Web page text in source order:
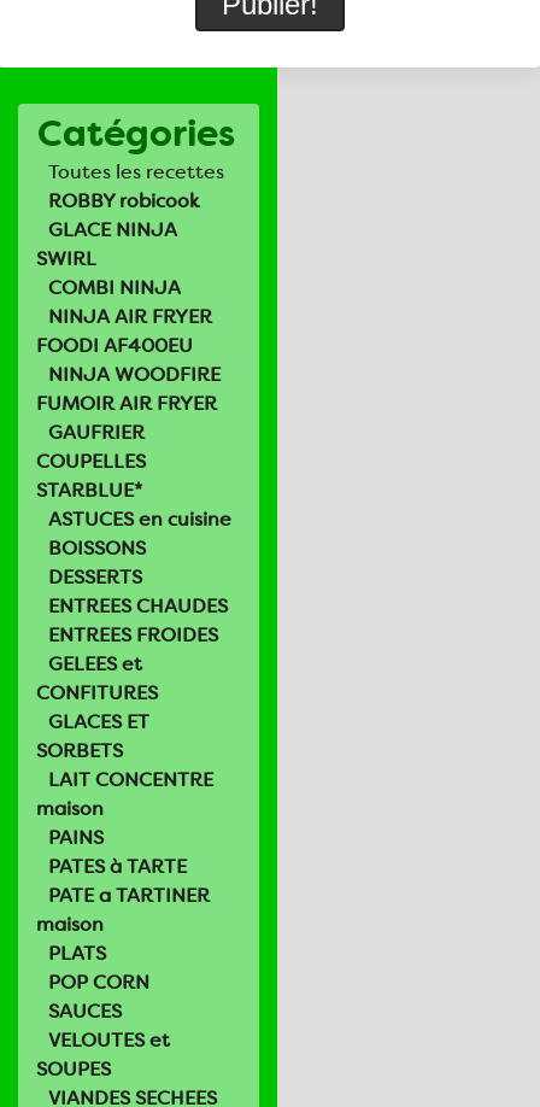
Catégories
Toutes les recettes
ROBBY robicook
GLACE NINJA
SWIRL
COMBI NINJA
NINJA AIR FRYER
FOODI AF400EU
NINJA WOODFIRE
FUMOIR AIR FRYER
GAUFRIER
COUPELLES
STARBLUE*
ASTUCES en cuisine
BOISSONS
DESSERTS
ENTREES CHAUDES
ENTREES FROIDES
GELEES et
CONFITURES
GLACES ET
SORBETS
LAIT CONCENTRE
maison
PAINS
PATES à TARTE
PATE a TARTINER
maison
PLATS
POP CORN
SAUCES
VELOUTES et
SOUPES
VIANDES SECHEES